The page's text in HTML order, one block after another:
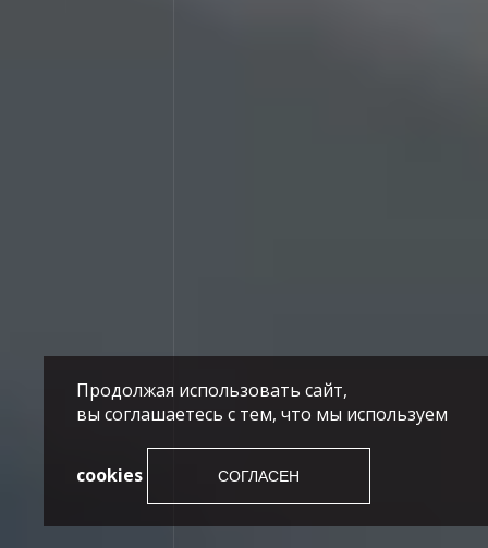
Продолжая использовать сайт,
вы соглашаетесь с тем, что мы используем
cookies СОГЛАСЕН